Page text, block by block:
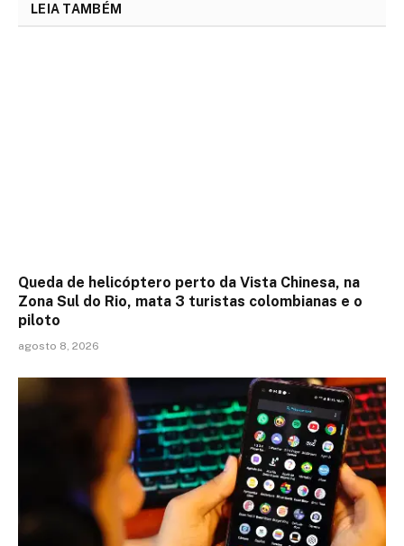
LEIA TAMBÉM
Queda de helicóptero perto da Vista Chinesa, na
Zona Sul do Rio, mata 3 turistas colombianas e o
piloto
agosto 8, 2026